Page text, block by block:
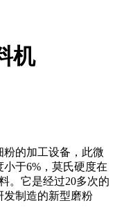
机
的加工设备，此微
于6%，莫氏硬度在
。它是经过20多次的
发制造的新型磨粉